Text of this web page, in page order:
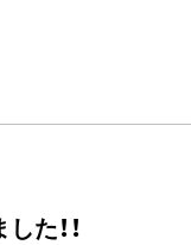
た！！